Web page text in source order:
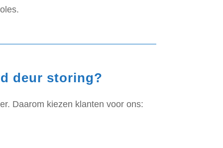
deur storing?
Daarom kiezen klanten voor ons: